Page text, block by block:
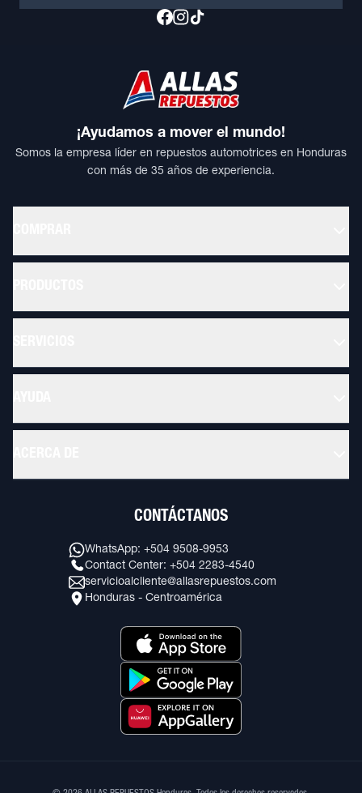
¡Ayudamos a mover el mundo!
Somos la empresa líder en repuestos automotrices en Honduras
con más de 35 años de experiencia.
CONTÁCTANOS
WhatsApp: +504 9508-9953
Contact Center: +504 2283-4540
servicioalcliente@allasrepuestos.com
Honduras - Centroamérica